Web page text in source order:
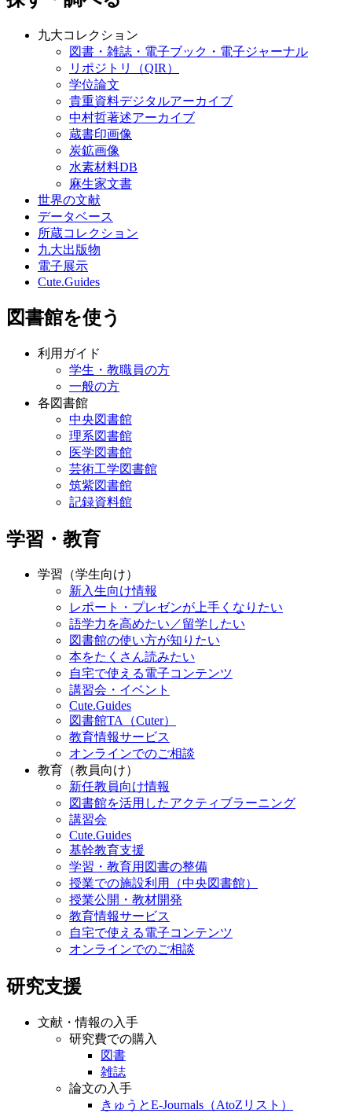
九大コレクション
図書・雑誌・電子ブック・電子ジャーナル
リポジトリ（QIR）
学位論文
貴重資料デジタルアーカイブ
中村哲著述アーカイブ
蔵書印画像
炭鉱画像
水素材料DB
麻生家文書
世界の文献
データベース
所蔵コレクション
九大出版物
電子展示
Cute.Guides
図書館を使う
利用ガイド
学生・教職員の方
一般の方
各図書館
中央図書館
理系図書館
医学図書館
芸術工学図書館
筑紫図書館
記録資料館
学習・教育
学習（学生向け）
新入生向け情報
レポート・プレゼンが上手くなりたい
語学力を高めたい／留学したい
図書館の使い方が知りたい
本をたくさん読みたい
自宅で使える電子コンテンツ
講習会・イベント
Cute.Guides
図書館TA（Cuter）
教育情報サービス
オンラインでのご相談
教育（教員向け）
新任教員向け情報
図書館を活用したアクティブラーニング
講習会
Cute.Guides
基幹教育支援
学習・教育用図書の整備
授業での施設利用（中央図書館）
授業公開・教材開発
教育情報サービス
自宅で使える電子コンテンツ
オンラインでのご相談
研究支援
文献・情報の入手
研究費での購入
図書
雑誌
論文の入手
きゅうとE-Journals（AtoZリスト）